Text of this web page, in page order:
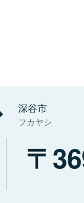
深谷市
フカヤシ